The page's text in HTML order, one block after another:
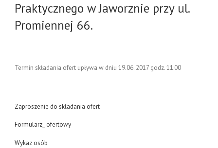
Praktycznego w Jaworznie przy ul.
Promiennej 66.
Termin składania ofert upływa w dniu 19.06. 2017 godz. 11:00
Zaproszenie do składania ofert
Formularz_ ofertowy
Wykaz osób